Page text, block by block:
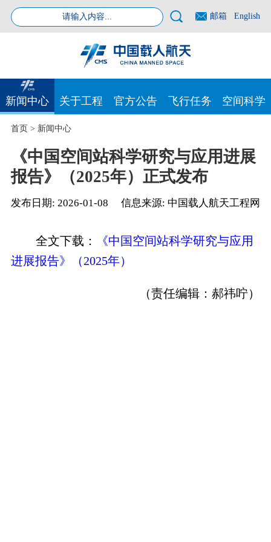
邮箱 English
新闻中心 关于工程 官方公告 飞行任务 空间科学
首页> 新闻中心
《中国空间站科学研究与应用进展
报告》（2025年）正式发布
发布日期: 2026-01-08 信息来源: 中国载人航天工程网
全文下载：
《中国空间站科学研究与应用
进展报告》（2025年）
（责任编辑：郝祎咛）